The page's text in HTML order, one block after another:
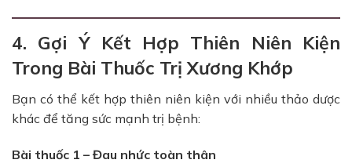
4. Gợi Ý Kết Hợp Thiên Niên Kiện
Trong Bài Thuốc Trị Xương Khớp
Bạn có thể kết hợp thiên niên kiện với nhiều thảo dược
khác để tăng sức mạnh trị bệnh:
Bài thuốc 1 – Đau nhức toàn thân